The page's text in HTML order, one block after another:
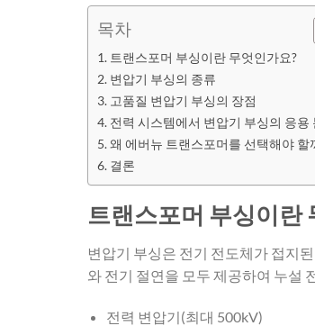
목차
트랜스포머 부싱이란 무엇인가요?
변압기 부싱의 종류
고품질 변압기 부싱의 장점
전력 시스템에서 변압기 부싱의 응용
왜 에버뉴 트랜스포머를 선택해야 할
결론
트랜스포머 부싱이란
변압기 부싱은 전기 전도체가 접지
와 전기 절연을 모두 제공하여 누설
전력 변압기(최대 500kV)